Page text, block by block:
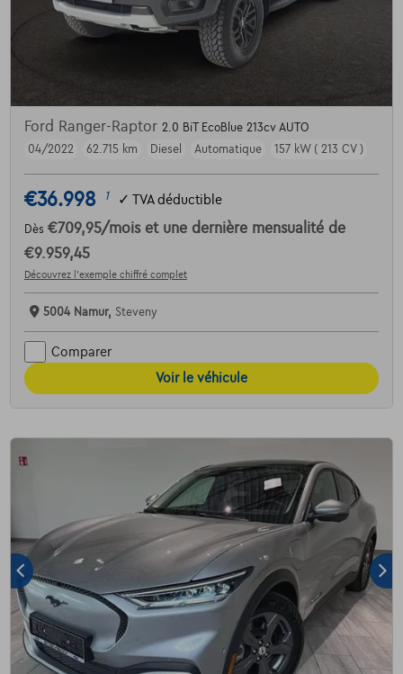
Ford Ranger-Raptor 2.0 BiT EcoBlue 213cv AUTO
04/2022
62.715 km Diesel Automatique 157 kW ( 213 CV )
€36.998 1 ✓ TVA déductible
Dès €709,95/mois et une dernière mensualité de
€9.959,45
Découvrez l’exemple chiffré complet
5004 Namur, Steveny
Comparer
Voir le véhicule